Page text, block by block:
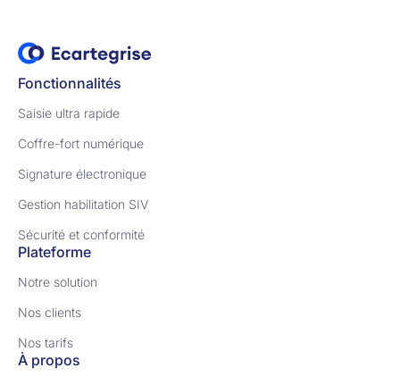
Fonctionnalités
Saisie ultra rapide
Coffre-fort numérique
Signature électronique
Gestion habilitation SIV
Sécurité et conformité
Plateforme
Notre solution
Nos clients
Nos tarifs
À propos